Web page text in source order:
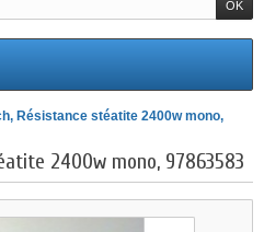
Résistance stéatite 2400w mono,
2400w mono, 97863583